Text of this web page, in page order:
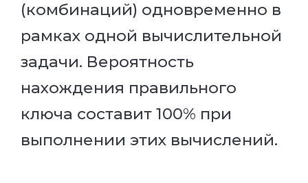
(комбинаций) одновременно в
рамках одной вычислительной
задачи. Вероятность
нахождения правильного
ключа составит 100% при
выполнении этих вычислений.